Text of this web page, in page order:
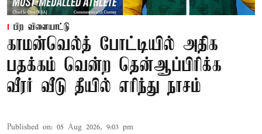
பிற விளையாட்டு
காமன்வெல்த் போட்டியில் அதிக
பதக்கம் வென்ற தென்ஆப்பிரிக்க
வீரர் வீடு தீயில் எரிந்து நாசம்
Published on: 05 Aug 2026, 9:03 pm